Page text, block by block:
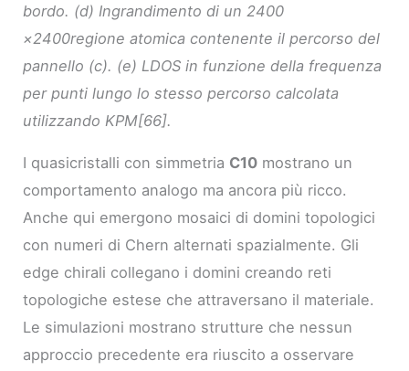
bordo. (d) Ingrandimento di un 2400
×2400regione atomica contenente il percorso del
pannello (c). (e) LDOS in funzione della frequenza
per punti lungo lo stesso percorso calcolata
utilizzando KPM[66].
I quasicristalli con simmetria C10 mostrano un
comportamento analogo ma ancora più ricco.
Anche qui emergono mosaici di domini topologici
con numeri di Chern alternati spazialmente. Gli
edge chirali collegano i domini creando reti
topologiche estese che attraversano il materiale.
Le simulazioni mostrano strutture che nessun
approccio precedente era riuscito a osservare